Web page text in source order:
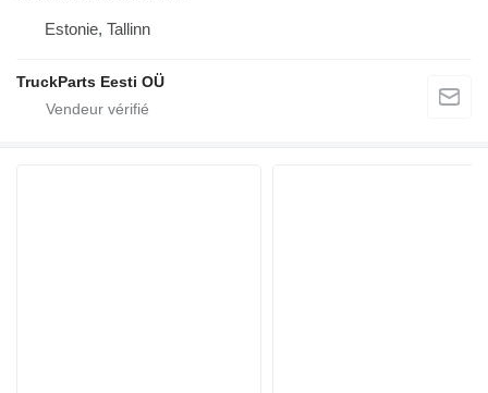
Estonie, Tallinn
TruckParts Eesti OÜ